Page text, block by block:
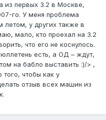
из первых 3.2 в Москве,
го. У меня проблема
летом, у других также в
мало, кто проехал на 3.2
что его не коснулось.
есть, а ОД – ждут,
на бабло выставить :)/> ,
чтобы как у
отзыв всех машин из